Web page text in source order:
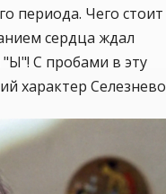
периода. Чего стоит
сердца ждал
С пробами в эту
характер